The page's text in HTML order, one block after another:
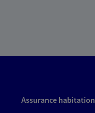
Assurance habitation